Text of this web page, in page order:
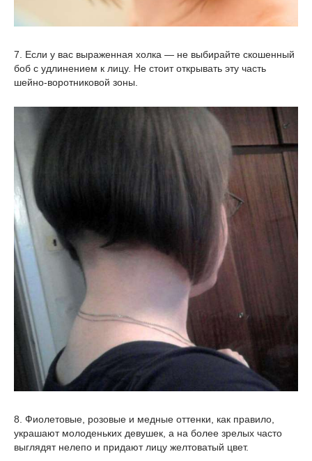
7. Если у вас выраженная холка — не выбирайте скошенный
боб с удлинением к лицу. Не стоит открывать эту часть
шейно-воротниковой зоны.
8. Фиолетовые, розовые и медные оттенки, как правило,
украшают молоденьких девушек, а на более зрелых часто
выглядят нелепо и придают лицу желтоватый цвет.